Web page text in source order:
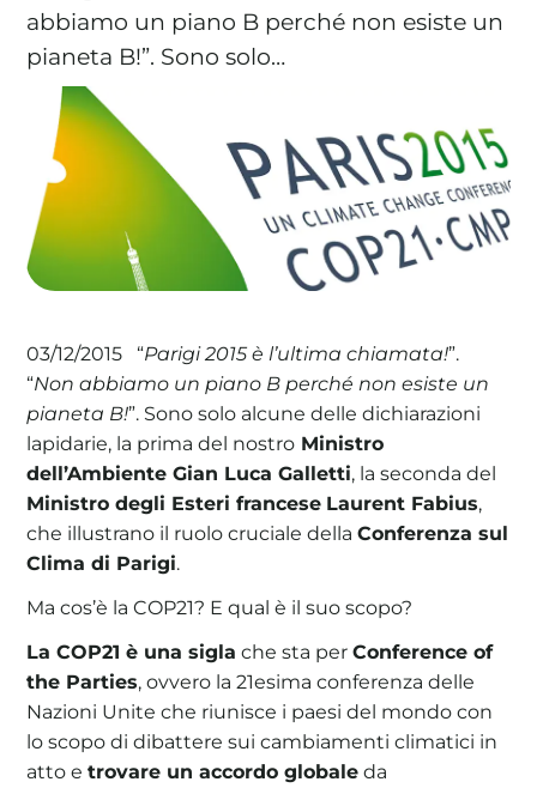
La tua cooperativa energetica sostenibile
CONTATTI
PASSA A WEFORGREEN
abbiamo un piano B perché non esiste un
pianeta B!”. Sono solo…
03/12/2015 “Parigi 2015 è l’ultima chiamata!”.
“Non abbiamo un piano B perché non esiste un
pianeta B!”. Sono solo alcune delle dichiarazioni
lapidarie, la prima del nostro Ministro
dell’Ambiente Gian Luca Galletti, la seconda del
Ministro degli Esteri francese Laurent Fabius,
che illustrano il ruolo cruciale dellaConferenza sul
Clima di Parigi.
Ma cos’è la COP21? E qual è il suo scopo?
La COP21 è una sigla che sta perConference of
the Parties, ovvero la 21esima conferenza delle
Nazioni Unite che riunisce i paesi del mondo con
lo scopo di dibattere sui cambiamenti climatici in
atto etrovare un accordo globale da